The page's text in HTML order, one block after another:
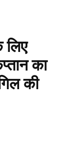
का
की